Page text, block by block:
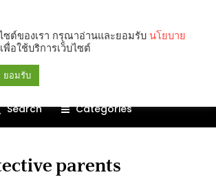
Search Categories
parents
ซต์ของเรา กรุณาอ่านและยอมรับ นโยบาย
เพื่อใช้บริการเว็บไซต์
ยอมรับ